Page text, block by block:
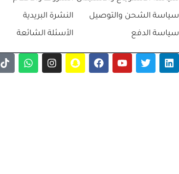
سياسة الشحن والتوصيل
سياسة الدفع
النشرة البريدية
الأسئلة الشائعة